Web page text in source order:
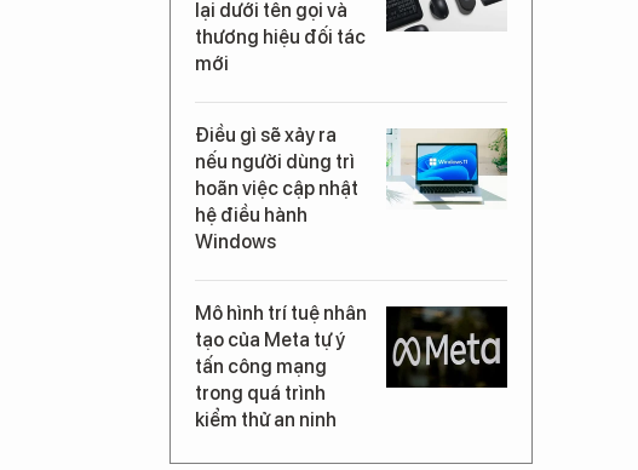
lại dưới tên gọi và
thương hiệu đối tác
mới
Điều gì sẽ xảy ra
nếu người dùng trì
hoãn việc cập nhật
hệ điều hành
Windows
Mô hình trí tuệ nhân
tạo của Meta tự ý
tấn công mạng
trong quá trình
kiểm thử an ninh